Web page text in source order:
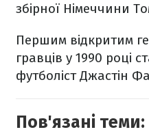
збірної Німеччини
Першим відкритим
гравців у 1990 році
футболіст Джастін
Пов'язані теми: